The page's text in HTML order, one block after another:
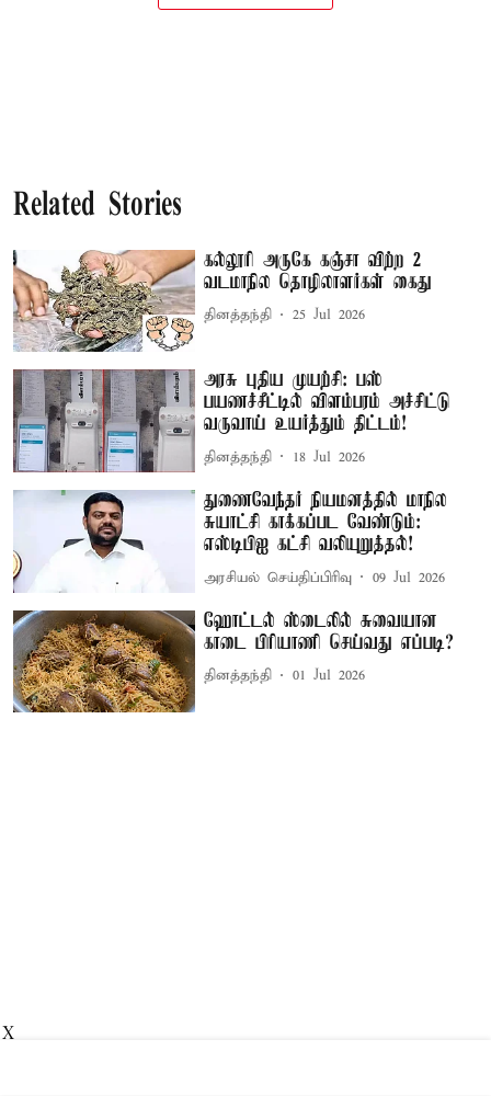
Related Stories
கல்லூரி அருகே கஞ்சா விற்ற 2
வடமாநில தொழிலாளர்கள் கைது
தினத்தந்தி 25 Jul 2026
அரசு புதிய முயற்சி: பஸ்
பயணச்சீட்டில் விளம்பரம் அச்சிட்டு
வருவாய் உயர்த்தும் திட்டம்!
தினத்தந்தி 18 Jul 2026
துணைவேந்தர் நியமனத்தில் மாநில
சுயாட்சி காக்கப்பட வேண்டும்:
எஸ்டிபிஐ கட்சி வலியுறுத்தல்!
அரசியல் செய்திப்பிரிவு 09 Jul 2026
ஹோட்டல் ஸ்டைலில் சுவையான
காடை பிரியாணி செய்வது எப்படி?
தினத்தந்தி 01 Jul 2026
X